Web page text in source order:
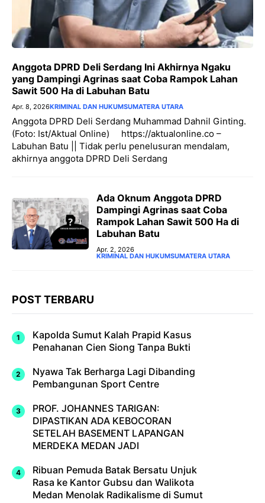
Anggota DPRD Deli Serdang Ini Akhirnya Ngaku
yang Dampingi Agrinas saat Coba Rampok Lahan
Sawit 500 Ha di Labuhan Batu
Apr. 8, 2026KRIMINAL DAN HUKUMSUMATERA UTARA
Anggota DPRD Deli Serdang Muhammad Dahnil Ginting.
(Foto: Ist/Aktual Online) https://aktualonline.co –
Labuhan Batu || Tidak perlu penelusuran mendalam,
akhirnya anggota DPRD Deli Serdang
Ada Oknum Anggota DPRD
Dampingi Agrinas saat Coba
Rampok Lahan Sawit 500 Ha di
Labuhan Batu
Apr. 2, 2026
KRIMINAL DAN HUKUMSUMATERA UTARA
POST TERBARU
Kapolda Sumut Kalah Prapid Kasus
Penahanan Cien Siong Tanpa Bukti
Nyawa Tak Berharga Lagi Dibanding
Pembangunan Sport Centre
PROF. JOHANNES TARIGAN:
DIPASTIKAN ADA KEBOCORAN
SETELAH BASEMENT LAPANGAN
MERDEKA MEDAN JADI
Ribuan Pemuda Batak Bersatu Unjuk
Rasa ke Kantor Gubsu dan Walikota
Medan Menolak Radikalisme di Sumut